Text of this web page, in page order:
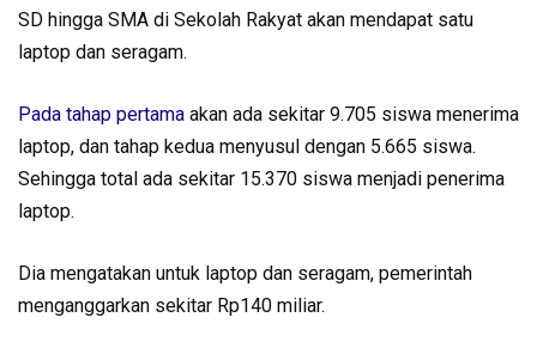
SD hingga SMA di Sekolah Rakyat akan mendapat satu
laptop dan seragam.
Pada tahap pertama akan ada sekitar 9.705 siswa menerima
laptop, dan tahap kedua menyusul dengan 5.665 siswa.
Sehingga total ada sekitar 15.370 siswa menjadi penerima
laptop.
Dia mengatakan untuk laptop dan seragam, pemerintah
menganggarkan sekitar Rp140 miliar.